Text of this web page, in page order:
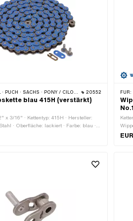
· PONY / CILO (BETA 521 & 512) · ZÜNDAPP BELMONDO · TOMOS · BYE BIKE 20552
blau 415H (verstärkt)
x 3/16" · Kettentyp: 415H · Hersteller:
· Oberfläche: lackiert · Farbe: blau ·
128 Stk. · Abrollumfang: 1626 mm ·
FÜR: